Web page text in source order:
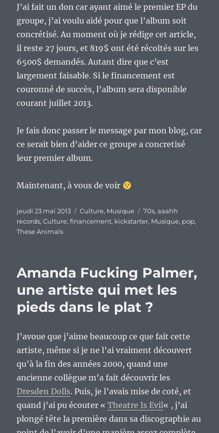
J’ai fait un don car ayant aimé le premier EP du
groupe, j’ai voulu aidé pour que l’album soit
concrétisé. Au moment où je rédige cet article,
il reste 27 jours, et 819$ ont été récoltés sur les
6500$ demandés. Autant dire que c’est
largement faisable. Si le financement est
couronné de succès, l’album sera disponible
courant juillet 2013.
Je fais donc passer le message par mon blog, car
ce serait bien d’aider ce groupe a concretisé
leur premier album.
Maintenant, à vous de voir
Publié
le
jeudi 23 mai 2013 Catégories
Culture, Musique Étiquettes
70s,aaahh
records,Culture,financement, kickstarter, Musique, pop,
These Animals
Amanda Fucking Palmer,
une artiste qui met les
pieds dans le plat ?
J’avoue que j’aime beaucoup ce que fait cette
artiste, même si je ne l’ai vraiment découvert
qu’à la fin des années 2000, quand une
ancienne collègue m’a fait découvrir les
Dresden Dolls. Puis, je l’avais mise de coté, et
quand j’ai pu écouter «Theatre Is Evil« , j’ai
plongé tête la première dans sa discographie au